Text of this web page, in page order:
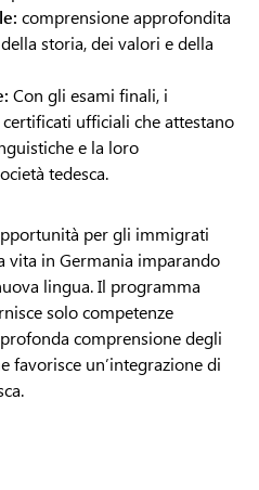
comprensione approfondita
storia, dei valori e della
Con gli esami finali, i
ufficiali che attestano
e la loro
tedesca.
per gli immigrati
vita in Germania imparando
lingua. Il programma
solo competenze
comprensione degli
favorisce un’integrazione di